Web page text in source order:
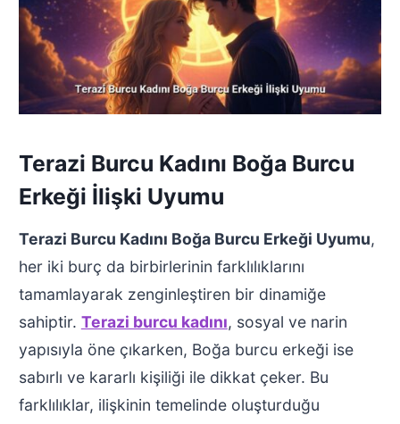
Terazi Burcu Kadını Boğa Burcu
Erkeği İlişki Uyumu
Terazi Burcu Kadını Boğa Burcu Erkeği Uyumu,
her iki burç da birbirlerinin farklılıklarını
tamamlayarak zenginleştiren bir dinamiğe
sahiptir. Terazi burcu kadını, sosyal ve narin
yapısıyla öne çıkarken, Boğa burcu erkeği ise
sabırlı ve kararlı kişiliği ile dikkat çeker. Bu
farklılıklar, ilişkinin temelinde oluşturduğu